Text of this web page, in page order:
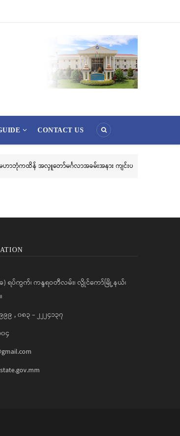
CONTACT US
မဟာဘုံကထိန် အလှူတော်မင်္ဂလာအခမ်းအနား ကျင်းပ
) ရပ်ကွက်၊ ကန္ဒရဝတီလမ်း၊ လွိုင်ကော်မြို့နယ်၊
၉၉ ,၀၈၃ - ၂၂၂၄၁၃၇
၄